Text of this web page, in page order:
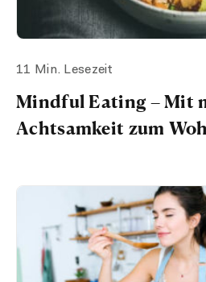
Mindful Eating – Mit
Achtsamkeit zum
11 Min. Lesezeit